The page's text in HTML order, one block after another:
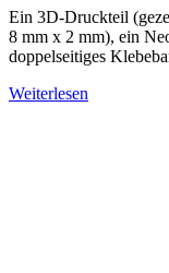
Ein 3D-Druckteil
8 mm x 2 mm), ein
doppelseitiges
Weiterlesen